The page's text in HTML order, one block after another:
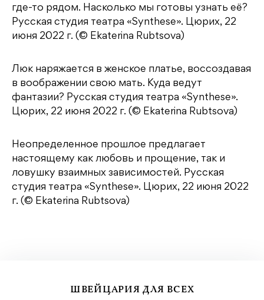
где-то рядом. Насколько мы готовы узнать её?
Русская студия театра «Synthese». Цюрих, 22
июня 2022 г. (© Ekaterina Rubtsova)
Люк наряжается в женское платье, воссоздавая
в воображении свою мать. Куда ведут
фантазии? Русская студия театра «Synthese».
Цюрих, 22 июня 2022 г. (© Ekaterina Rubtsova)
Неопределенное прошлое предлагает
настоящему как любовь и прощение, так и
ловушку взаимных зависимостей. Русская
студия театра «Synthese». Цюрих, 22 июня 2022
г. (© Ekaterina Rubtsova)
ШВЕЙЦАРИЯ ДЛЯ ВСЕХ